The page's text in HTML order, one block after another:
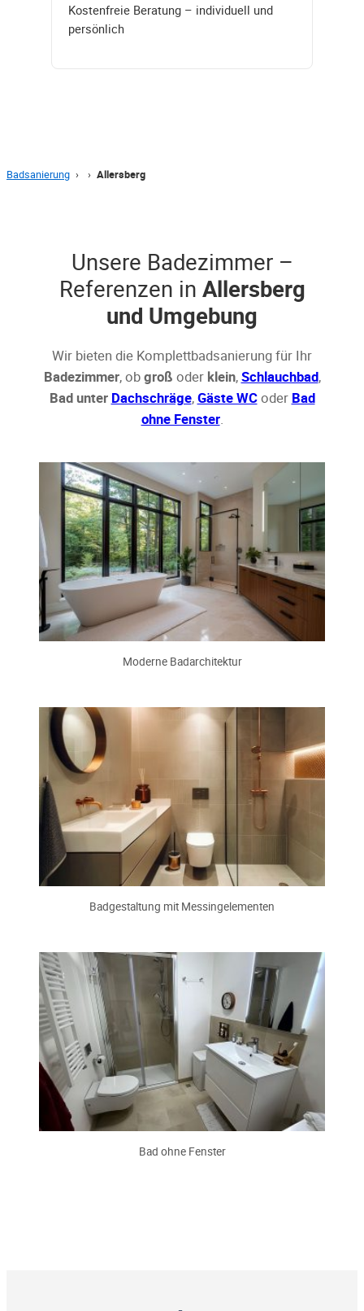
Kostenfreie Beratung – individuell und
persönlich
Badsanierung › › Allersberg
Unsere Badezimmer –
Referenzen in Allersberg
und Umgebung
Wir bieten die Komplettbadsanierung für Ihr
Badezimmer, obgroß oder klein,Schlauchbad,
Bad unter Dachschräge,Gäste WCoder Bad
ohne Fenster.
Moderne Badarchitektur
Badgestaltung mit Messingelementen
Bad ohne Fenster